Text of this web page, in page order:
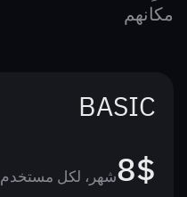
مكانهم
BASIC
8$شهر، لكل مستخدم